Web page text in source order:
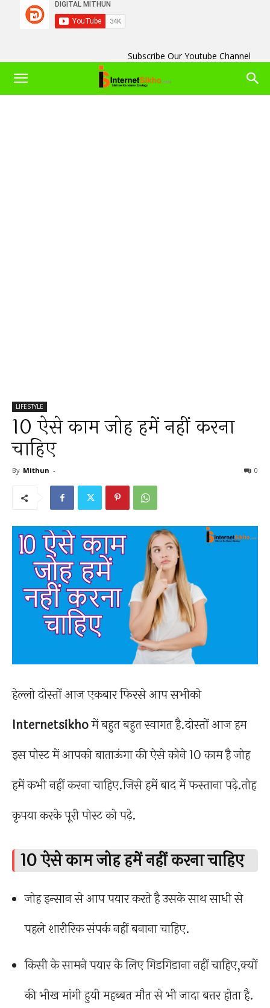
Subscribe Our Youtube Channel
LIFESTYLE
10 ऐसे काम जोह हमें नहीं करना
चाहिए
By Mithun - 0
हेल्लो दोस्तों आज एकबार फिरसे आप सभीको
Internetsikhoमें बहुत बहुत स्वागत है.दोस्तों आज हम
इस पोस्ट में आपको बाताऊंगा की ऐसे कोने 10 काम है जोह
हमें कभी नहीं करना चाहिए.जिसे हमें बाद में फस्ताना पढ़े.तोह
कृपया करके पूरी पोस्ट को पढ़े.
10 ऐसे काम जोह हमें नहीं करना चाहिए
जोह इन्सान से आप पयार करते है उसके साथ साधी से
पहले शारीरिक संपर्क नहीं बनाना चाहिए.
किसी के सामने पयार के लिए गिडगिडाना नहीं चाहिए,क्यों
की भीख मांगी हुयी महब्बत मौत से भी जादा बत्तर होता है.